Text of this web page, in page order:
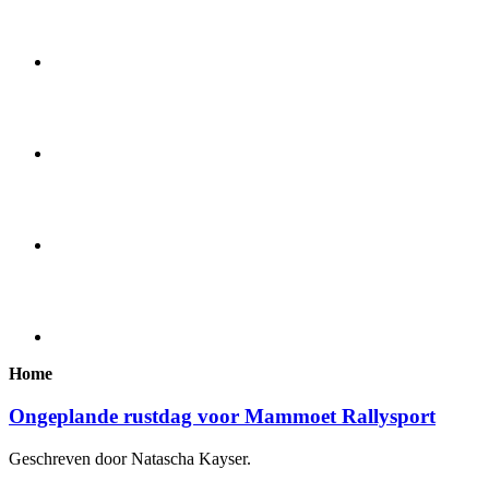
Home
Ongeplande rustdag voor Mammoet Rallysport
Geschreven door Natascha Kayser.